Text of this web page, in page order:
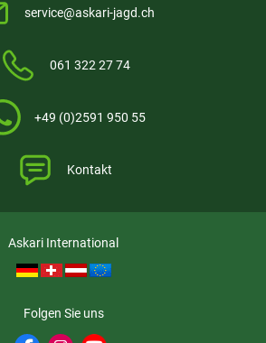
service@askari-jagd.ch
061 322 27 74
+49 (0)2591 950 55
Kontakt
Askari International
Folgen Sie uns